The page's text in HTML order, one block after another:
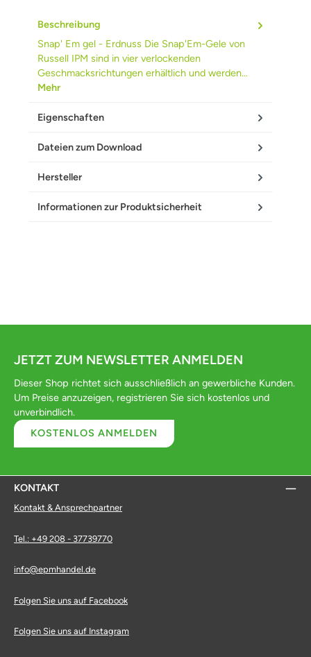
Beschreibung
Snap' Em gel - Erdnuss Die Snap'Em-Gele von
Russell IPM sind in vier verlockenden
Geschmacksrichtungen erhältlich und werden…
Mehr
Eigenschaften
Dateien zum Download
Hersteller
Informationen zur Produktsicherheit
JETZT ZUM NEWSLETTER ANMELDEN
Dieser Shop richtet sich ausschließlich an gewerbliche Kunden.
Um Preise anzuzeigen, registrieren Sie sich kostenlos und
unverbindlich.
KOSTENLOS ANMELDEN
KONTAKT
Kontakt & Ansprechpartner
Tel.: +49 208 - 37739770
info@epmhandel.de
Folgen Sie uns auf Facebook
Folgen Sie uns auf Instagram